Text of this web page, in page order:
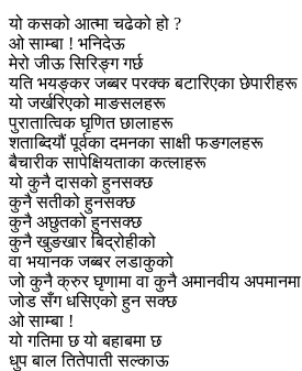
यो कसको आत्मा चढेको हो ?
ओ साम्बा ! भनिदेऊ
मेरो जीऊ सिरिङ्ग गर्छ
यति भयङ्कर जब्बर परक्क बटारिएका छेपारीहरू
यो जर्खरिएको माङसलहरू
पुरातात्विक घृणित छालाहरू
शताब्दियौं पूर्वका दमनका साक्षी फङगलहरू
बैचारीक सापेक्षियताका कत्लाहरू
यो कुनै दासको हुनसक्छ
कुनै सतीको हुनसक्छ
कुनै अछुतको हुनसक्छ
कुनै खुङखार बिद्रोहीको
वा भयानक जब्बर लडाकुको
जो कुनै क्रुर घृणामा वा कुनै अमानवीय अपमानमा
जोड सँग धसिएको हुन सक्छ
ओ साम्बा !
यो गतिमा छ यो बहाबमा छ
धुप बाल तितेपाती सल्काऊ